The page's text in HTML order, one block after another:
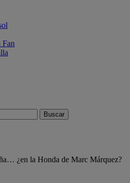
Fan
¿en la Honda de Marc Márquez?